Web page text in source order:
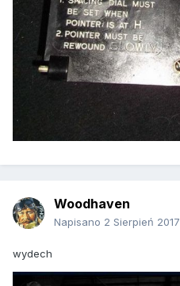
Woodhaven
Napisano 2 Sierpień 2017
wydech